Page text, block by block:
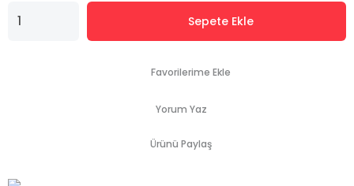
Sepete Ekle
Yorum Yaz
Ürünü Paylaş